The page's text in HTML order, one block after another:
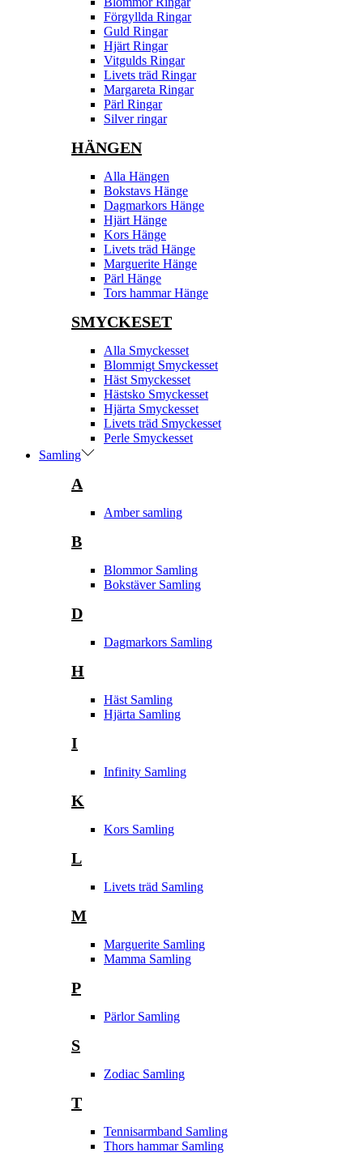
Förgyllda Ringar
Guld Ringar
Hjärt Ringar
Vitgulds Ringar
Livets träd Ringar
Margareta Ringar
Pärl Ringar
Silver ringar
HÄNGEN
Alla Hängen
Bokstavs Hänge
Dagmarkors Hänge
Hjärt Hänge
Kors Hänge
Livets träd Hänge
Marguerite Hänge
Pärl Hänge
Tors hammar Hänge
SMYCKESET
Alla Smyckesset
Blommigt Smyckesset
Häst Smyckesset
Hästsko Smyckesset
Hjärta Smyckesset
Livets träd Smyckesset
Perle Smyckesset
Samling
A
Amber samling
B
Blommor Samling
Bokstäver Samling
D
Dagmarkors Samling
H
Häst Samling
Hjärta Samling
I
Infinity Samling
K
Kors Samling
L
Livets träd Samling
M
Marguerite Samling
Mamma Samling
P
Pärlor Samling
S
Zodiac Samling
T
Tennisarmband Samling
Thors hammar Samling